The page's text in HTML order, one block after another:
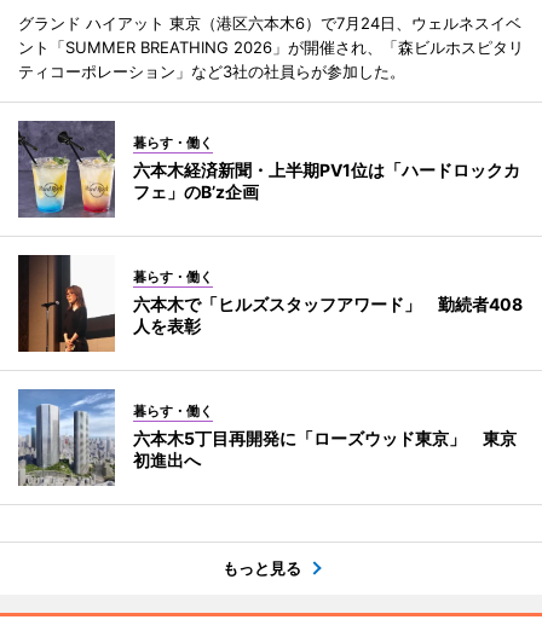
グランド ハイアット 東京（港区六本木6）で7月24日、ウェルネスイベ
ント「SUMMER BREATHING 2026」が開催され、「森ビルホスピタリ
ティコーポレーション」など3社の社員らが参加した。
暮らす・働く
六本木経済新聞・上半期PV1位は「ハードロックカ
フェ」のB’z企画
暮らす・働く
六本木で「ヒルズスタッフアワード」 勤続者408
人を表彰
暮らす・働く
六本木5丁目再開発に「ローズウッド東京」 東京
初進出へ
もっと見る